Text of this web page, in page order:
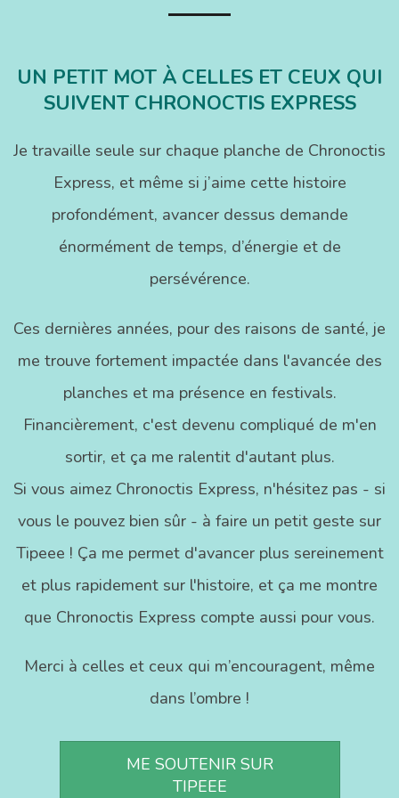
UN PETIT MOT À CELLES ET CEUX QUI
SUIVENT CHRONOCTIS EXPRESS
Je travaille seule sur chaque planche de Chronoctis
Express, et même si j’aime cette histoire
profondément, avancer dessus demande
énormément de temps, d’énergie et de
persévérence.
Ces dernières années, pour des raisons de santé, je
me trouve fortement impactée dans l'avancée des
planches et ma présence en festivals.
Financièrement, c'est devenu compliqué de m'en
sortir, et ça me ralentit d'autant plus.
Si vous aimez Chronoctis Express, n'hésitez pas - si
vous le pouvez bien sûr - à faire un petit geste sur
Tipeee ! Ça me permet d'avancer plus sereinement
et plus rapidement sur l'histoire, et ça me montre
que Chronoctis Express compte aussi pour vous.
Merci à celles et ceux qui m’encouragent, même
dans l’ombre !
ME SOUTENIR SUR
TIPEEE